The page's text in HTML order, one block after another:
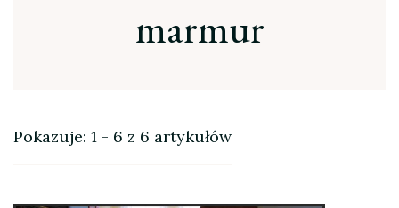
marmur
Pokazuje: 1 - 6 z 6 artykułów